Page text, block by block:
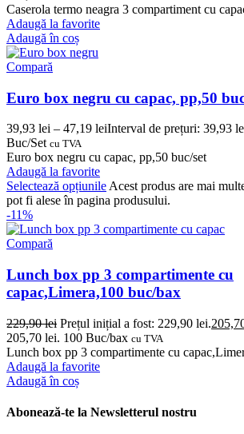
Caserola termo neagra 3 compartiment cu
Adaugă la favorite
Adaugă în coș
Compară
Euro box negru cu capac, pp,50
39,93 lei – 47,19 leiInterval de prețuri: 39,93
Buc/Set cu TVA
Euro box negru cu capac, pp,50 buc/set
Adaugă la favorite
Selectează opțiunile Acest produs are mai
pot fi alese în pagina produsului.
-11%
Compară
Lunch box pp 3 compartimente cu
capac,Limera,100 buc/bax
229,90lei Prețul inițial a fost: 229,90 lei.
205,70 lei. 100 Buc/bax cu TVA
Lunch box pp 3 compartimente cu
Adaugă la favorite
Adaugă în coș
Abonează-te la Newsletterul nostru